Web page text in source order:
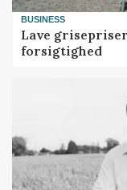
BUSINESS
Lave
forsigtighed